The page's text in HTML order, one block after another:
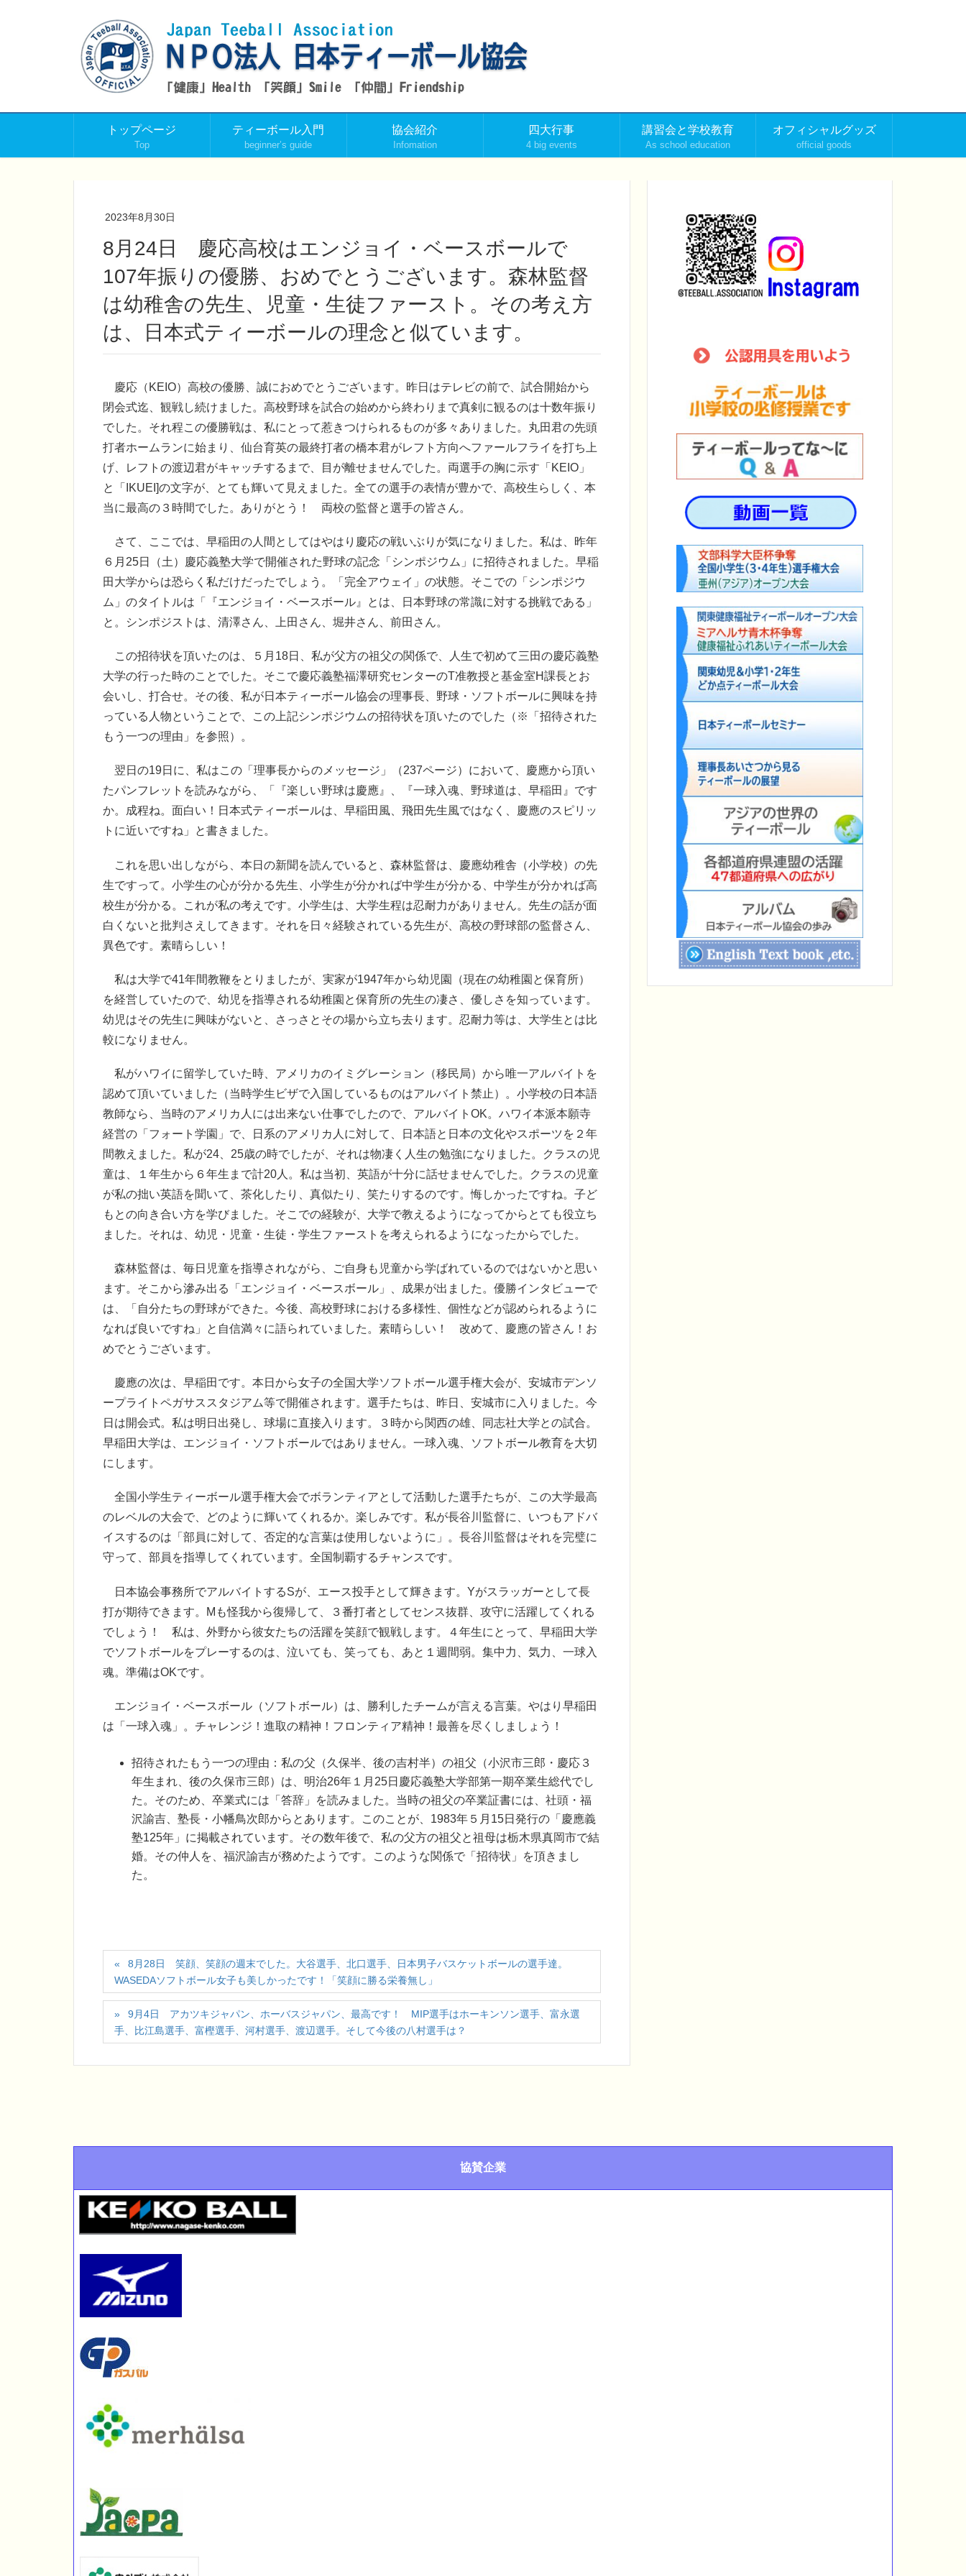
トップページ
Top
ティーボール入門
beginner’s guide
協会紹介
Infomation
四大行事
4 big events
講習会と学校教育
As school education
オフィシャルグッズ
official goods
2023年8月30日
8月24日 慶応高校はエンジョイ・ベースボールで
107年振りの優勝、おめでとうございます。森林監督
は幼稚舎の先生、児童・生徒ファースト。その考え方
は、日本式ティーボールの理念と似ています。
慶応（KEIO）高校の優勝、誠におめでとうございます。昨日はテレビの前で、試合開始から
閉会式迄、観戦し続けました。高校野球を試合の始めから終わりまで真剣に観るのは十数年振り
でした。それ程この優勝戦は、私にとって惹きつけられるものが多々ありました。丸田君の先頭
打者ホームランに始まり、仙台育英の最終打者の橋本君がレフト方向へファールフライを打ち上
げ、レフトの渡辺君がキャッチするまで、目が離せませんでした。両選手の胸に示す「KEIO」
と「IKUEI]の文字が、とても輝いて見えました。全ての選手の表情が豊かで、高校生らしく、本
当に最高の３時間でした。ありがとう！ 両校の監督と選手の皆さん。
さて、ここでは、早稲田の人間としてはやはり慶応の戦いぶりが気になりました。私は、昨年
６月25日（土）慶応義塾大学で開催された野球の記念「シンポジウム」に招待されました。早稲
田大学からは恐らく私だけだったでしょう。「完全アウェイ」の状態。そこでの「シンポジウ
ム」のタイトルは「『エンジョイ・ベースボール』とは、日本野球の常識に対する挑戦である」
と。シンポジストは、清澤さん、上田さん、堀井さん、前田さん。
この招待状を頂いたのは、５月18日、私が父方の祖父の関係で、人生で初めて三田の慶応義塾
大学の行った時のことでした。そこで慶応義塾福澤研究センターのT准教授と基金室H課長とお
会いし、打合せ。その後、私が日本ティーボール協会の理事長、野球・ソフトボールに興味を持
っている人物ということで、この上記シンポジウムの招待状を頂いたのでした（※「招待された
もう一つの理由」を参照）。
翌日の19日に、私はこの「理事長からのメッセージ」（237ページ）において、慶應から頂い
たパンフレットを読みながら、「『楽しい野球は慶應』、『一球入魂、野球道は、早稲田』です
か。成程ね。面白い！日本式ティーボールは、早稲田風、飛田先生風ではなく、慶應のスピリッ
トに近いですね」と書きました。
これを思い出しながら、本日の新聞を読んでいると、森林監督は、慶應幼稚舎（小学校）の先
生ですって。小学生の心が分かる先生、小学生が分かれば中学生が分かる、中学生が分かれば高
校生が分かる。これが私の考えです。小学生は、大学生程は忍耐力がありません。先生の話が面
白くないと批判さえしてきます。それを日々経験されている先生が、高校の野球部の監督さん、
異色です。素晴らしい！
私は大学で41年間教鞭をとりましたが、実家が1947年から幼児園（現在の幼稚園と保育所）
を経営していたので、幼児を指導される幼稚園と保育所の先生の凄さ、優しさを知っています。
幼児はその先生に興味がないと、さっさとその場から立ち去ります。忍耐力等は、大学生とは比
較になりません。
私がハワイに留学していた時、アメリカのイミグレーション（移民局）から唯一アルバイトを
認めて頂いていました（当時学生ビザで入国しているものはアルバイト禁止）。小学校の日本語
教師なら、当時のアメリカ人には出来ない仕事でしたので、アルバイトOK。ハワイ本派本願寺
経営の「フォート学園」で、日系のアメリカ人に対して、日本語と日本の文化やスポーツを２年
間教えました。私が24、25歳の時でしたが、それは物凄く人生の勉強になりました。クラスの児
童は、１年生から６年生まで計20人。私は当初、英語が十分に話せませんでした。クラスの児童
が私の拙い英語を聞いて、茶化したり、真似たり、笑たりするのです。悔しかったですね。子ど
もとの向き合い方を学びました。そこでの経験が、大学で教えるようになってからとても役立ち
ました。それは、幼児・児童・生徒・学生ファーストを考えられるようになったからでした。
森林監督は、毎日児童を指導されながら、ご自身も児童から学ばれているのではないかと思い
ます。そこから滲み出る「エンジョイ・ベースボール」、成果が出ました。優勝インタビューで
は、「自分たちの野球ができた。今後、高校野球における多様性、個性などが認められるように
なれば良いですね」と自信満々に語られていました。素晴らしい！ 改めて、慶應の皆さん！お
めでとうございます。
慶應の次は、早稲田です。本日から女子の全国大学ソフトボール選手権大会が、安城市デンソ
ープライトペガサススタジアム等で開催されます。選手たちは、昨日、安城市に入りました。今
日は開会式。私は明日出発し、球場に直接入ります。３時から関西の雄、同志社大学との試合。
早稲田大学は、エンジョイ・ソフトボールではありません。一球入魂、ソフトボール教育を大切
にします。
全国小学生ティーボール選手権大会でボランティアとして活動した選手たちが、この大学最高
のレベルの大会で、どのように輝いてくれるか。楽しみです。私が長谷川監督に、いつもアドバ
イスするのは「部員に対して、否定的な言葉は使用しないように」。長谷川監督はそれを完璧に
守って、部員を指導してくれています。全国制覇するチャンスです。
日本協会事務所でアルバイトするSが、エース投手として輝きます。Yがスラッガーとして長
打が期待できます。Mも怪我から復帰して、３番打者としてセンス抜群、攻守に活躍してくれる
でしょう！ 私は、外野から彼女たちの活躍を笑顔で観戦します。４年生にとって、早稲田大学
でソフトボールをプレーするのは、泣いても、笑っても、あと１週間弱。集中力、気力、一球入
魂。準備はOKです。
エンジョイ・ベースボール（ソフトボール）は、勝利したチームが言える言葉。やはり早稲田
は「一球入魂」。チャレンジ！進取の精神！フロンティア精神！最善を尽くしましょう！
招待されたもう一つの理由：私の父（久保半、後の吉村半）の祖父（小沢市三郎・慶応３
年生まれ、後の久保市三郎）は、明治26年１月25日慶応義塾大学部第一期卒業生総代でし
た。そのため、卒業式には「答辞」を読みました。当時の祖父の卒業証書には、社頭・福
沢諭吉、塾長・小幡鳥次郎からとあります。このことが、1983年５月15日発行の「慶應義
塾125年」に掲載されています。その数年後で、私の父方の祖父と祖母は栃木県真岡市で結
婚。その仲人を、福沢諭吉が務めたようです。このような関係で「招待状」を頂きまし
た。
8月28日 笑顔、笑顔の週末でした。大谷選手、北口選手、日本男子バスケットボールの選手達。
WASEDAソフトボール女子も美しかったです！「笑顔に勝る栄養無し」
9月4日 アカツキジャパン、ホーバスジャパン、最高です！ MIP選手はホーキンソン選手、富永選
手、比江島選手、富樫選手、河村選手、渡辺選手。そして今後の八村選手は？
協賛企業